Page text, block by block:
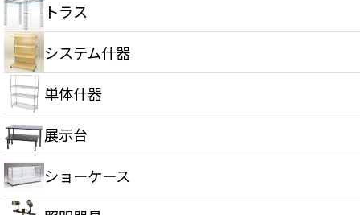
トラス
システム什器
単体什器
展示台
ショーケース